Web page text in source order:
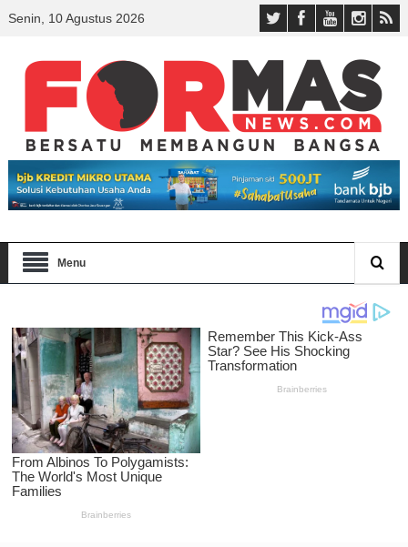
Senin, 10 Agustus 2026
Menu